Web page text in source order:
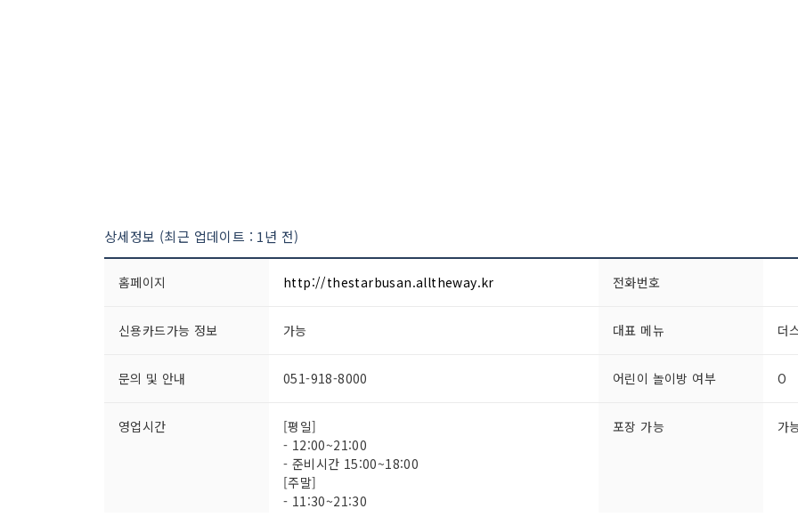
상세정보 (최근 업데이트 : 1년 전)
홈페이지 http://thestarbusan.alltheway.kr 전화번호
신용카드가능 정보 가능 대표 메뉴 더
문의 및 안내 051-918-8000 어린이 놀이방 여부 O
영업시간
[평일]
- 12:00~21:00
- 준비시간 15:00~18:00
[주말]
- 11:30~21:30
포장 가능 가